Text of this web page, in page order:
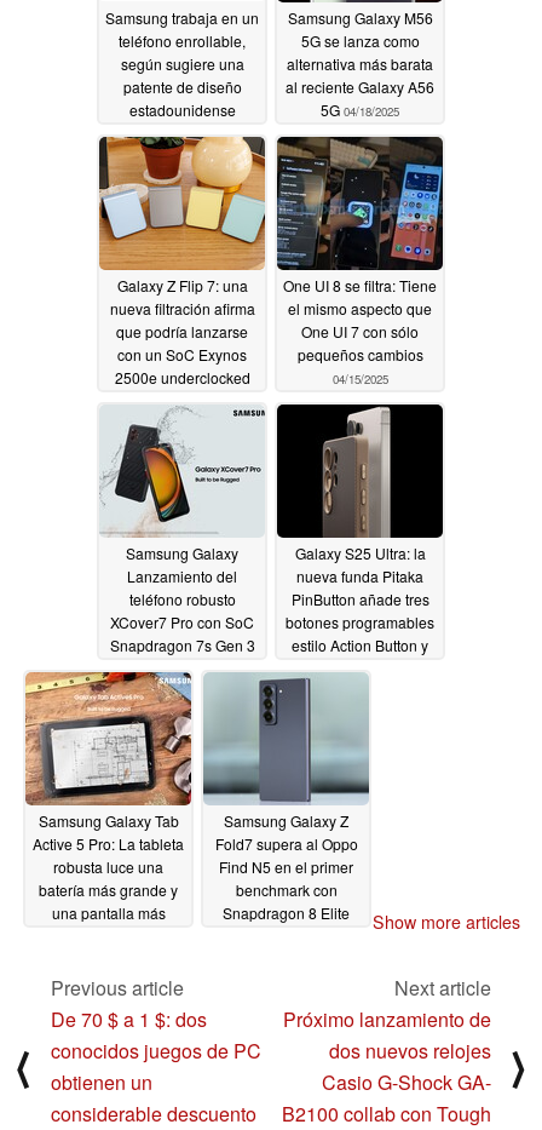
Samsung trabaja en un
teléfono enrollable,
según sugiere una
patente de diseño
estadounidense
04/21/2025
Samsung Galaxy M56
5G se lanza como
alternativa más barata
al reciente Galaxy A56
5G 04/18/2025
Galaxy Z Flip 7: una
nueva filtración afirma
que podría lanzarse
con un SoC Exynos
2500e underclocked
04/15/2025
One UI 8 se filtra: Tiene
el mismo aspecto que
One UI 7 con sólo
pequeños cambios
04/15/2025
Samsung Galaxy
Lanzamiento del
teléfono robusto
XCover7 Pro con SoC
Snapdragon 7s Gen 3
y batería de 4.350 mAh
04/15/2025
Galaxy S25 Ultra: la
nueva funda Pitaka
PinButton añade tres
botones programables
estilo Action Button y
MagSafe04/15/2025
Samsung Galaxy Tab
Active 5 Pro: La tableta
robusta luce una
batería más grande y
una pantalla más
Samsung Galaxy Z
Fold7 supera al Oppo
Find N5 en el primer
benchmark con
Snapdragon 8 Elite
Show more articles
⟨
Previous article
De 70 $ a 1 $: dos
conocidos juegos de PC
obtienen un
considerable descuento
Next article
Próximo lanzamiento de
dos nuevos relojes
Casio G-Shock GA-
B2100 collab con Tough
⟩